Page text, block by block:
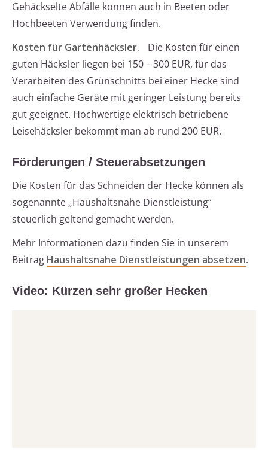
Gehäckselte Abfälle können auch in Beeten oder
Hochbeeten Verwendung finden.
Kosten für Gartenhäcksler.
Die Kosten für einen
guten Häcksler liegen bei 150 – 300 EUR, für das
Verarbeiten des Grünschnitts bei einer Hecke sind
auch einfache Geräte mit geringer Leistung bereits
gut geeignet. Hochwertige elektrisch betriebene
Leisehäcksler bekommt man ab rund 200 EUR.
Förderungen / Steuerabsetzungen
Die Kosten für das Schneiden der Hecke können als
sogenannte „Haushaltsnahe Dienstleistung“
steuerlich geltend gemacht werden.
Mehr Informationen dazu finden Sie in unserem
Beitrag Haushaltsnahe Dienstleistungen absetzen.
Video: Kürzen sehr großer Hecken